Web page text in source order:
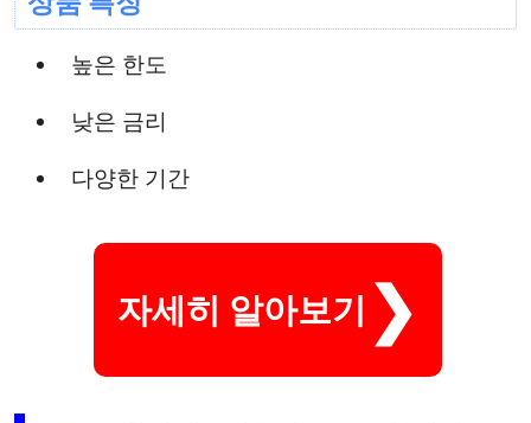
높은 한도
낮은 금리
다양한 기간
자세히 알아보기